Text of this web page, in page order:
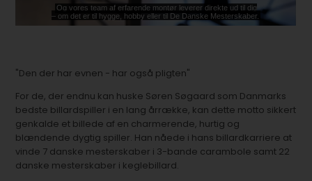
"Den der har evnen - har også pligten"
For de, der endnu kan huske Søren Søgaard som Danmarks
bedste billardspiller i en lang årrække, kan dette motto sikkert
genkalde et billede af en charmerende, hurtig og
blændende dygtig spiller. Han nåede i hans billardkarriere at
vinde 7 danske mesterskaber i 3-bande carambole samt 22
danske mesterskaber i keglebillard.